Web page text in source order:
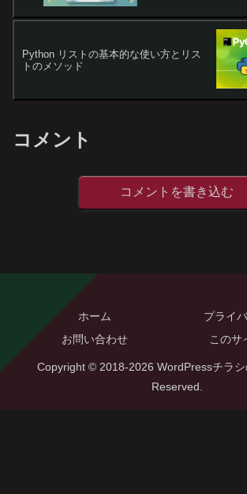
Python リストの基本的な使い方とリス
トのメソッド
コメント
コメントを書き込む
ホーム
プライ
お問い合わせ
このサ
Copyright © 2018-2026 WordPressチラ
Reserved.